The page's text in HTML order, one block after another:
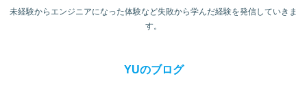
未経験からエンジニアになった体験など失敗から学んだ経験を発信していきま
す。
YUのブログ